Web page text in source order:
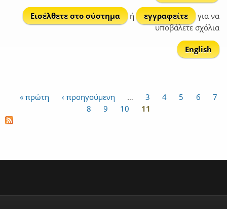
Εισέλθετε στο σύστημα
ή εγγραφείτε
για να
υποβάλετε σχόλια
English
« πρώτη ‹ προηγούμενη … 3 4 5 6
7
8
9 10 11